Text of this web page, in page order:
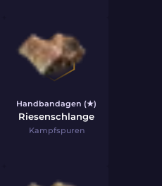
Handbandagen (★)
Riesenschlange
Kampfspuren